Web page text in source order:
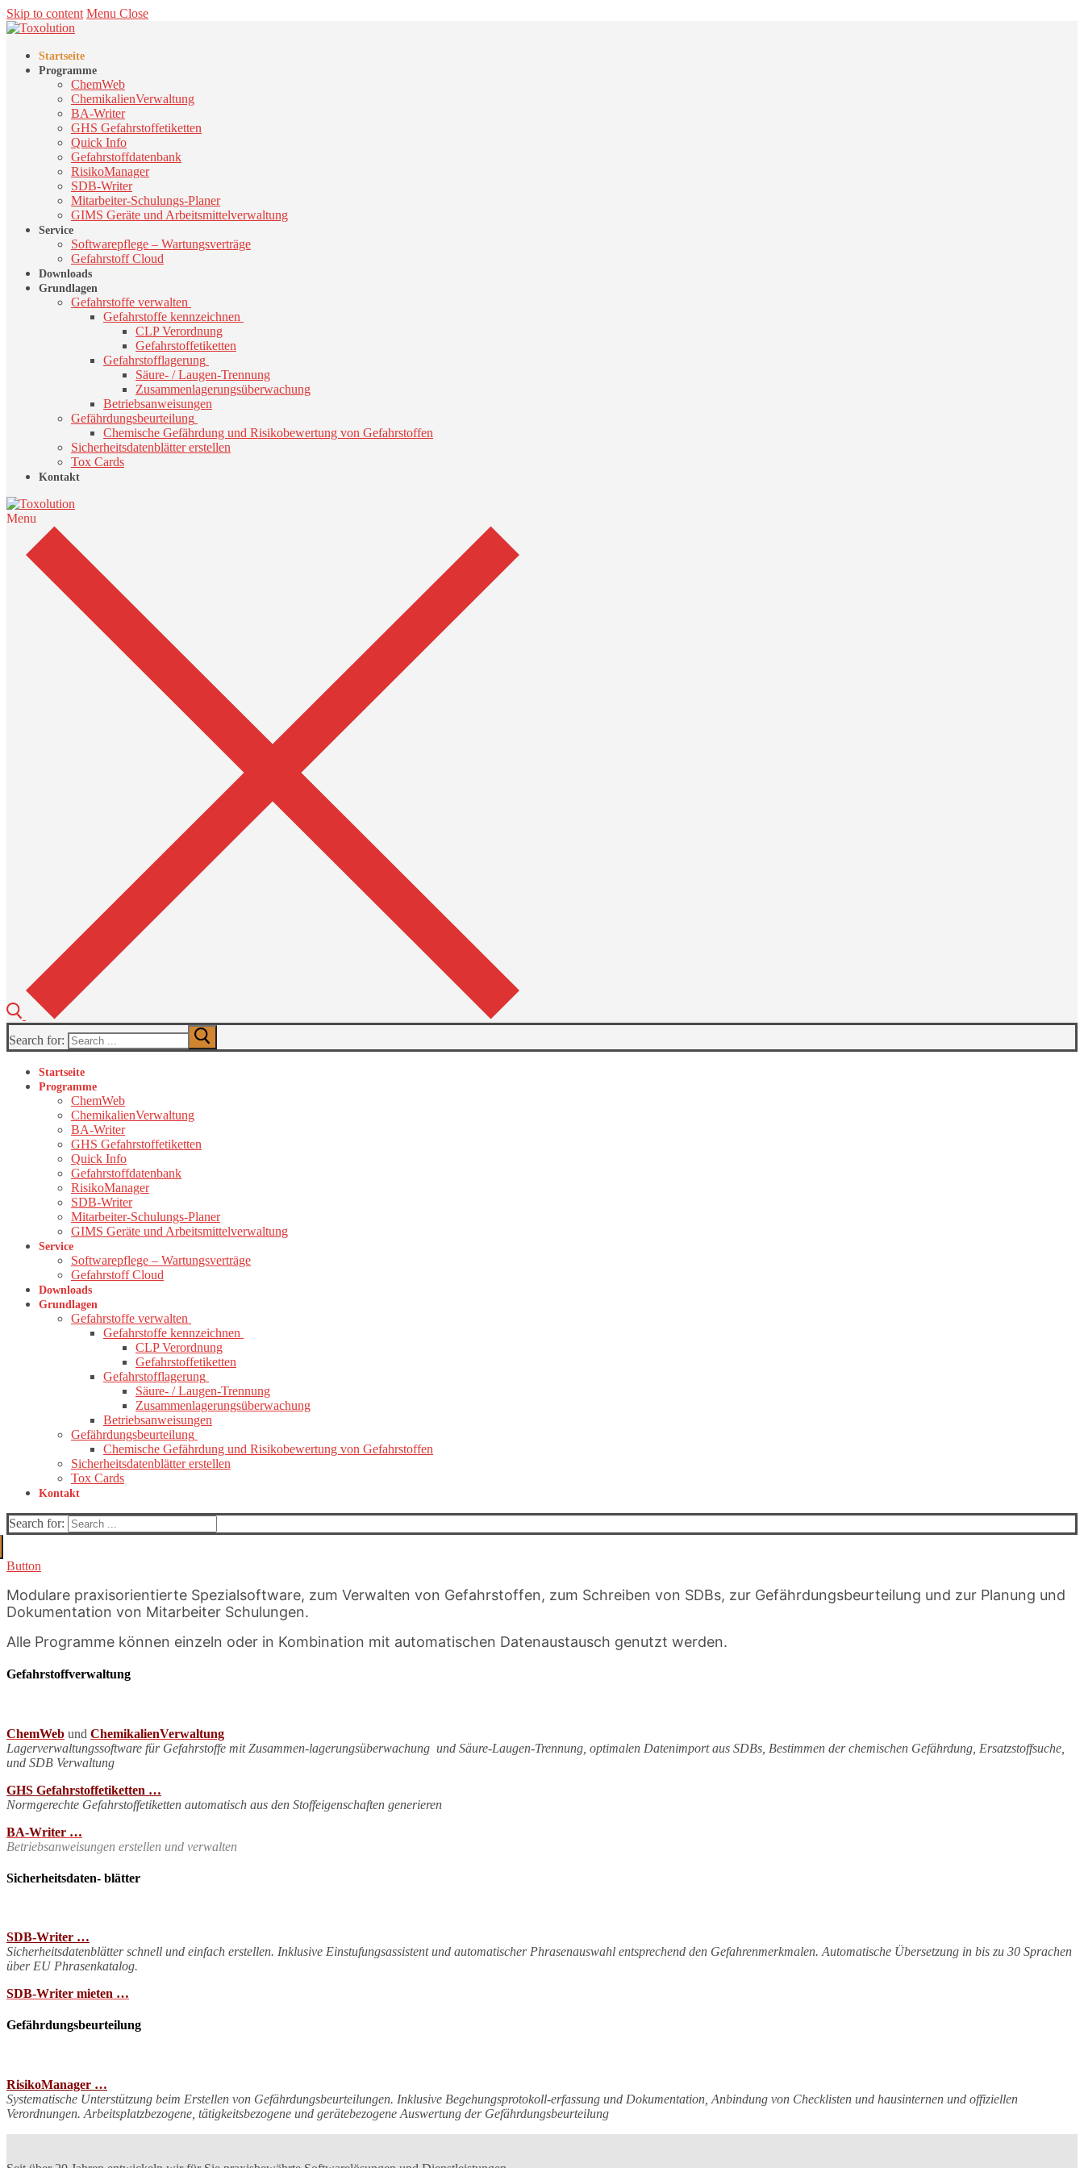
Skip to content Menu Close
Startseite
Programme
ChemWeb
ChemikalienVerwaltung
BA-Writer
GHS Gefahrstoffetiketten
Quick Info
Gefahrstoffdatenbank
RisikoManager
SDB-Writer
Mitarbeiter-Schulungs-Planer
GIMS Geräte und Arbeitsmittelverwaltung
Service
Softwarepflege – Wartungsverträge
Gefahrstoff Cloud
Downloads
Grundlagen
Gefahrstoffe verwalten
Gefahrstoffe kennzeichnen
CLP Verordnung
Gefahrstoffetiketten
Gefahrstofflagerung
Säure- / Laugen-Trennung
Zusammenlagerungsüberwachung
Betriebsanweisungen
Gefährdungsbeurteilung
Chemische Gefährdung und Risikobewertung von Gefahrstoffen
Sicherheitsdatenblätter erstellen
Tox Cards
Kontakt
Menu
Search for:
Startseite
Programme
ChemWeb
ChemikalienVerwaltung
BA-Writer
GHS Gefahrstoffetiketten
Quick Info
Gefahrstoffdatenbank
RisikoManager
SDB-Writer
Mitarbeiter-Schulungs-Planer
GIMS Geräte und Arbeitsmittelverwaltung
Service
Softwarepflege – Wartungsverträge
Gefahrstoff Cloud
Downloads
Grundlagen
Gefahrstoffe verwalten
Gefahrstoffe kennzeichnen
CLP Verordnung
Gefahrstoffetiketten
Gefahrstofflagerung
Säure- / Laugen-Trennung
Zusammenlagerungsüberwachung
Betriebsanweisungen
Gefährdungsbeurteilung
Chemische Gefährdung und Risikobewertung von Gefahrstoffen
Sicherheitsdatenblätter erstellen
Tox Cards
Kontakt
Search for:
Button
Modulare praxisorientierte Spezialsoftware, zum Verwalten von Gefahrstoffen, zum Schreiben von SDBs, zur Gefährdungsbeurteilung und zur Planung und
Dokumentation von Mitarbeiter Schulungen.
Alle Programme können einzeln oder in Kombination mit automatischen Datenaustausch genutzt werden.
Gefahrstoffverwaltung
ChemWeb und ChemikalienVerwaltung
Lagerverwaltungssoftware für Gefahrstoffe mit Zusammen-lagerungsüberwachung und Säure-Laugen-Trennung, optimalen Datenimport aus SDBs, Bestimmen der chemischen Gefährdung, Ersatzstoffsuche,
und SDB Verwaltung
GHS Gefahrstoffetiketten …
Normgerechte Gefahrstoffetiketten automatisch aus den Stoffeigenschaften generieren
BA-Writer …
Betriebsanweisungen erstellen und verwalten
Sicherheitsdaten- blätter
SDB-Writer …
Sicherheitsdatenblätter schnell und einfach erstellen. Inklusive Einstufungsassistent und automatischer Phrasenauswahl entsprechend den Gefahrenmerkmalen. Automatische Übersetzung in bis zu 30 Sprachen
über EU Phrasenkatalog.
SDB-Writer mieten …
Gefährdungsbeurteilung
RisikoManager …
Systematische Unterstützung beim Erstellen von Gefährdungsbeurteilungen. Inklusive Begehungsprotokoll-erfassung und Dokumentation, Anbindung von Checklisten und hausinternen und offiziellen
Verordnungen. Arbeitsplatzbezogene, tätigkeitsbezogene und gerätebezogene Auswertung der Gefährdungsbeurteilung